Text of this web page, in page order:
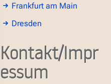
Frankfurt am Main
Dresden
Kontakt/Impr
essum